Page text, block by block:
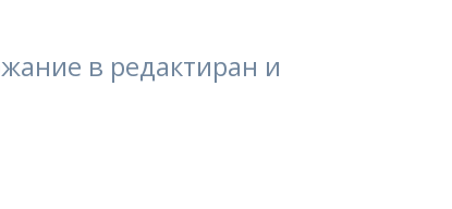
в редактиран и